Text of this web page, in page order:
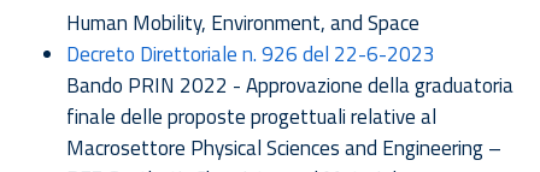
Human Mobility, Environment, and Space
Decreto Direttoriale n. 926 del 22-6-2023
Bando PRIN 2022 - Approvazione della graduatoria
finale delle proposte progettuali relative al
Macrosettore Physical Sciences and Engineering –